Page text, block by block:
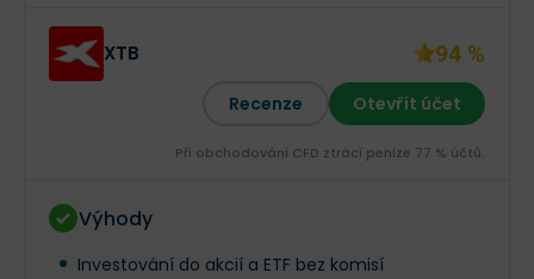
XTB 94 %
Recenze Otevřít účet
Při obchodování CFD ztrácí peníze 77 % účtů.
Výhody
Investování do akcií a ETF bez komisí